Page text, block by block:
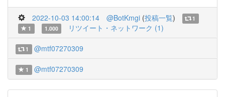
2022-10-03 14:00:14 @BotKmgi (投稿一覧)
1
1
1.000 リツイート・ネットワーク (1)
1 @mtf07270309
1 @mtf07270309